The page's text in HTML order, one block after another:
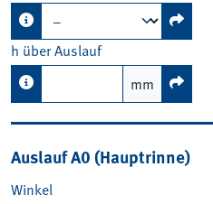
h über Auslauf
mm
Auslauf A0 (Hauptrinne)
Winkel